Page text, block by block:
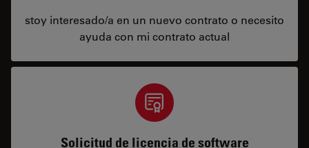
stoy interesado/a en un nuevo contrato o necesito
ayuda con mi contrato actual
Solicitud de licencia de software